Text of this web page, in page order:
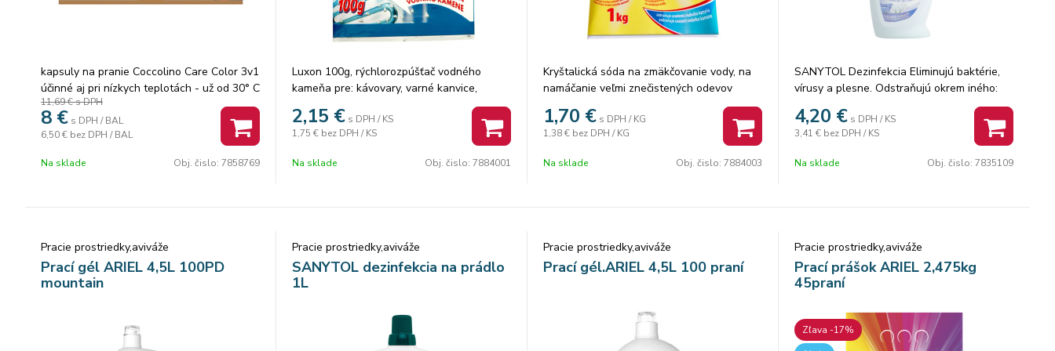
kapsuly na pranie Coccolino Care Color 3v1
účinné aj pri nízkych teplotách - už od 30° C
šetrné k vláknam a farbám - pre intenzívne
žiarivé farby zanechávajú dlhotrvajúcu vôňu
jednoduché dávkovanie Kapsuly na pranie
zložením šetrné k farbám a vláknam, čím
kapsuly so systémom Encaps zaistia
dlhotrvajúcu vôňu, nakoľko je vôňa z
vlákien uvoľňovaná dlhodobo postupne
žiarivo čistú a voňavú bielizeň s gélovými
11,69 €s DPH
8 € s DPH / BAL
6,50 € bez DPH / BAL
Na sklade Obj. čislo: 7858769
Luxon 100g, rýchlorozpúšťač vodného
kameňa pre: kávovary, varné kanvice,
naparovacie žehličky, automatické práčky,
umývačky riadu.
2,15 € s DPH / KS
1,75 € bez DPH / KS
Na sklade Obj. čislo: 7884001
Kryštalická sóda na zmäkčovanie vody, na
namáčanie veľmi znečistených odevov
(montérky), pridaním k praciemu prášku pri
praní v práčke zabraňuje tvorbe vodného
kameňa a šetrí práčku,používa sa aj na
vody,1Kg.
1,70 € s DPH / KG
1,38 € bez DPH / KG
Na sklade Obj. čislo: 7884003
SANYTOL Dezinfekcia Eliminujú baktérie,
vírusy a plesne. Odstraňujú okrem iného:
Hherpes simplex virus, Staphylococcus
aureus, Virus de la grippe H1N1,
Pseudomonas aeruginosa, Staphylococus
coli, Candida albicans a Aspergillus niger,...
4,20 € s DPH / KS
3,41 € bez DPH / KS
Na sklade Obj. čislo: 7835109
Pracie prostriedky,aviváže
Prací gél ARIEL 4,5L 100PD
mountain
Pracie prostriedky,aviváže
SANYTOL dezinfekcia na prádlo
1L
Pracie prostriedky,aviváže
Prací gél.ARIEL 4,5L 100 praní
Pracie prostriedky,aviváže
Prací prášok ARIEL 2,475kg
45praní
Zľava -17%